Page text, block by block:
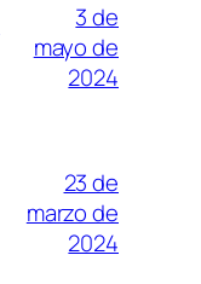
3 de
mayo de
2024
23 de
marzo de
2024